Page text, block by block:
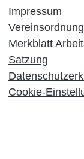
Impressum
Vereinsordnung
Merkblatt
Satzung
Cookie-